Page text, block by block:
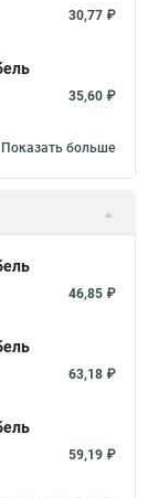
30,77 ₽
35,60 ₽
Показать больше
46,85 ₽
63,18 ₽
59,19 ₽